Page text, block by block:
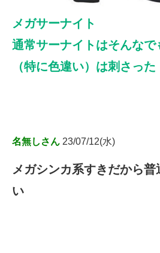
メガサーナイト
通常サーナイトはそんなで
（特に色違い）は刺さった
名無しさん 23/07/12(水)
メガシンカ系すきだから
い